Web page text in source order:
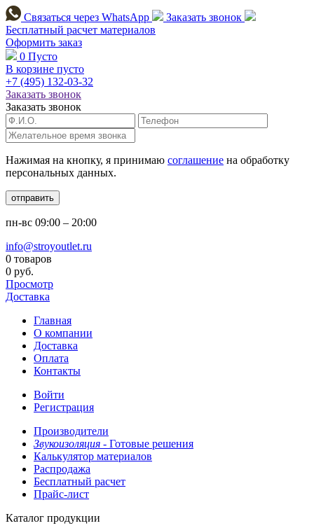
Связаться через WhatsApp
Заказать звонок
Бесплатный расчет материалов
Оформить заказ
0 Пусто
В корзине пусто
+7 (495) 132-03-32
Заказать звонок
Заказать звонок
Нажимая на кнопку, я принимаю соглашение на обработку
персональных данных.
отправить
пн-вс 09:00 – 20:00
info@stroyoutlet.ru
0 товаров
0 руб.
Просмотр
Доставка
Главная
О компании
Доставка
Оплата
Контакты
Войти
Регистрация
Производители
Звукоизоляция - Готовые решения
Калькулятор материалов
Распродажа
Бесплатный расчет
Прайс-лист
Каталог продукции